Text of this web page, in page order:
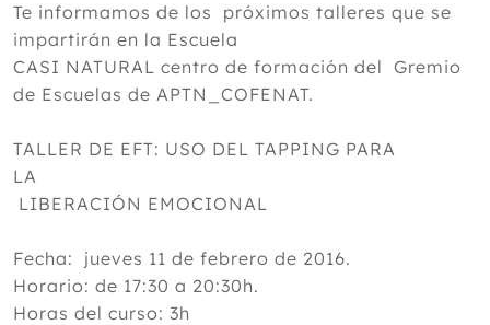
Te informamos de los próximos talleres que se
impartirán en la Escuela
CASI NATURAL centro de formación del Gremio
de Escuelas de APTN_COFENAT.
TALLER DE EFT: USO DEL TAPPING PARA
LA
LIBERACIÓN EMOCIONAL
Fecha: jueves 11 de febrero de 2016.
Horario: de 17:30 a 20:30h.
Horas del curso: 3h